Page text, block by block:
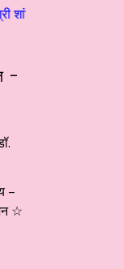
☆ हिन्दी
–
–
☆